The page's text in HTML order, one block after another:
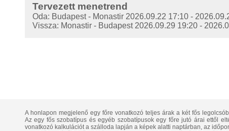
Tervezett menetrend
Oda: Budapest - Monastir 2026.09.22 17:10 -
Vissza: Monastir - Budapest 2026.09.29 19:20 -
A honlapon megjelenő egy főre vonatkozó teljes árak a két fős
Az egy fős szobatípus és egyéb szobatípusok egy főre jutó árai ettől
vonatkozó kalkulációt a szálloda lapján a képek alatti naptárban, az